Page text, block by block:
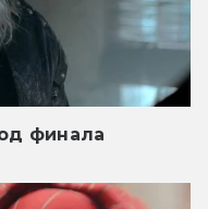
финала